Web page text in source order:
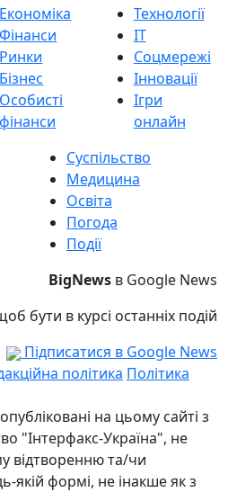
Економіка
Фінанси
Ринки
Бізнес
Особисті
фінанси
Технології
IT
Соцмережі
Інновації
Ігри
онлайн
Суспільство
Медицина
Освіта
Погода
Події
BigNews в Google News
бути в курсі останніх подій
Підписатися в Google News
політика Політика
на цьому сайті з
"Інтерфакс-Україна", не
відтворенню та/чи
формі, не інакше як з